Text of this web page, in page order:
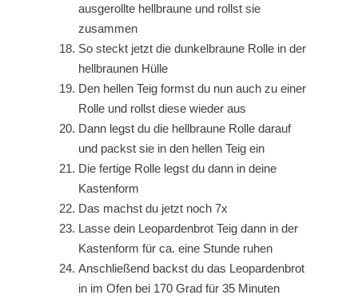
ausgerollte hellbraune und rollst sie
zusammen
So steckt jetzt die dunkelbraune Rolle in der
hellbraunen Hülle
Den hellen Teig formst du nun auch zu einer
Rolle und rollst diese wieder aus
Dann legst du die hellbraune Rolle darauf
und packst sie in den hellen Teig ein
Die fertige Rolle legst du dann in deine
Kastenform
Das machst du jetzt noch 7x
Lasse dein Leopardenbrot Teig dann in der
Kastenform für ca. eine Stunde ruhen
Anschließend backst du das Leopardenbrot
in im Ofen bei 170 Grad für 35 Minuten